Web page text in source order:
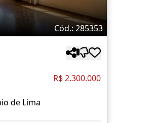
Cód.: 285353
R$ 2.300.000
de Lima